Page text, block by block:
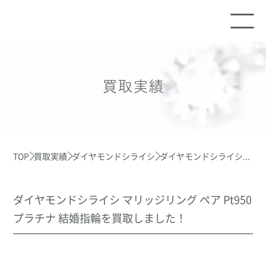
買取実績
TOP 買取実績 ダイヤモンドシライシ ダイヤモンドシライシ...
ダイヤモンドシライシ マリッジリング ペア Pt950
プラチナ 結婚指輪を買取しました！